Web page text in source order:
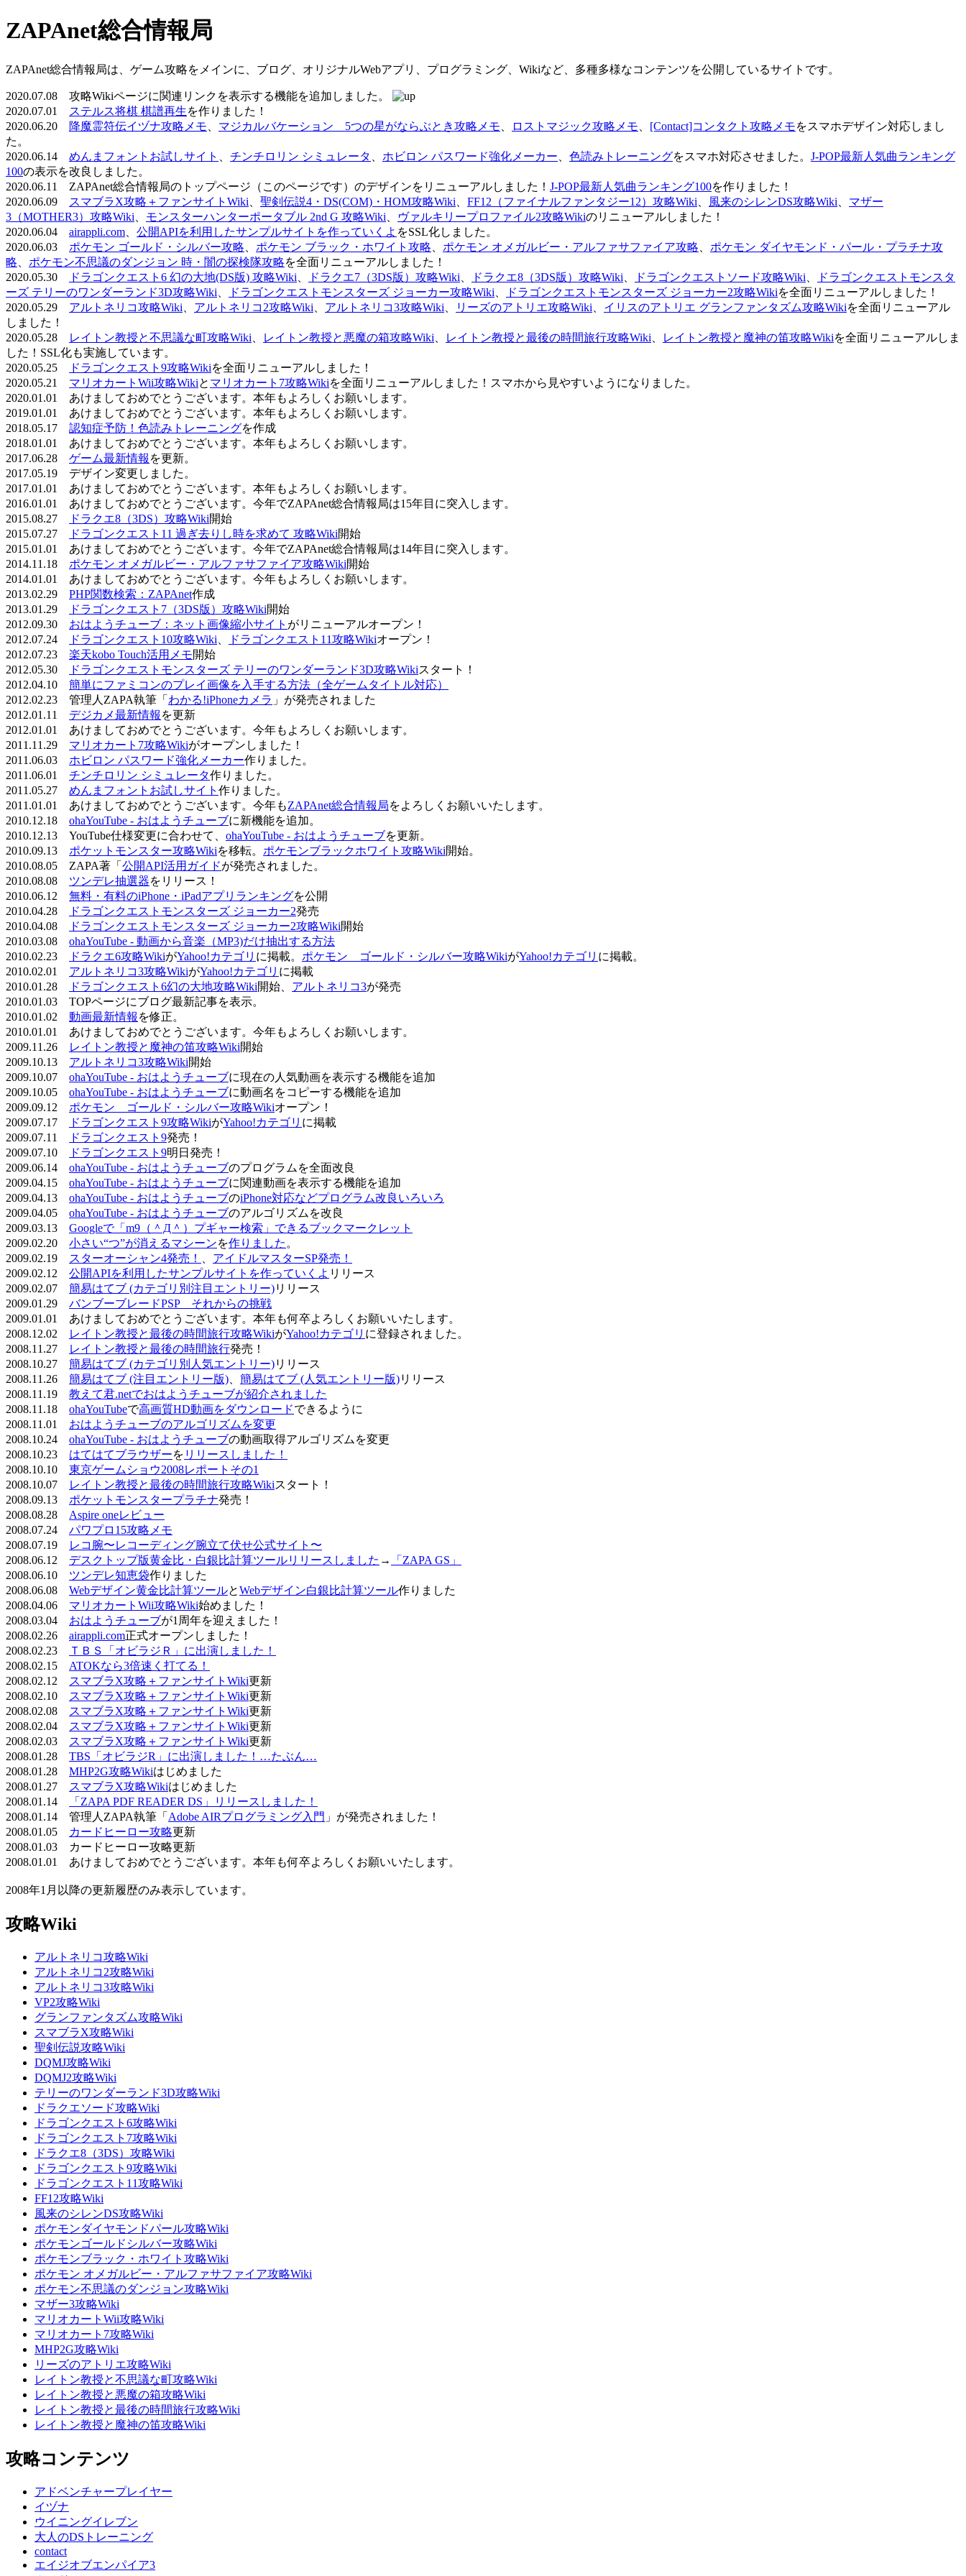
ZAPAnet総合情報局
ZAPAnet総合情報局は、ゲーム攻略をメインに、ブログ、オリジナルWebアプリ、プログラミング、Wikiなど、多種多様なコンテンツを公開しているサイトです。
2020.07.08 攻略Wikiページに関連リンクを表示する機能を追加しました。
2020.07.01
ステルス将棋 棋譜再生を作りました！
2020.06.20
降魔霊符伝イヅナ攻略メモ マジカルバケーション 5つの星がならぶとき攻略メモ ロストマジック攻略メモ [Contact]コンタクト攻略メモをスマホデザイン対応しまし
た。
2020.06.14 めんまフォントお試しサイト チンチロリン シミュレータ ホビロン パスワード強化メーカー 色読みトレーニングをスマホ対応させました。 J-POP最新人気曲ランキング
100の表示を改良しました。
2020.06.11 ZAPAnet総合情報局のトップページ（このページです）のデザインをリニューアルしました！ J-POP最新人気曲ランキング100を作りました！
2020.06.09
スマブラX攻略＋ファンサイトWiki 聖剣伝説4・DS(COM)・HOM攻略Wiki FF12（ファイナルファンタジー12）攻略Wiki 風来のシレンDS攻略Wiki
マザー
3（MOTHER3）攻略Wiki
モンスターハンターポータブル 2nd G 攻略Wiki ヴァルキリープロファイル2攻略Wikiのリニューアルしました！
2020.06.04 airappli.com 公開APIを利用したサンプルサイトを作っていくよ をSSL化しました。
2020.06.03 ポケモン ゴールド・シルバー攻略 ポケモン ブラック・ホワイト攻略 ポケモン オメガルビー・アルファサファイア攻略
ポケモン ダイヤモンド・パール・プラチナ攻
略
ポケモン不思議のダンジョン 時・闇の探検隊攻略を全面リニューアルしました！
2020.05.30
ドラゴンクエスト6 幻の大地(DS版) 攻略Wiki ドラクエ7（3DS版）攻略Wiki ドラクエ8（3DS版）攻略Wiki ドラゴンクエストソード攻略Wiki
ドラゴンクエストモンスタ
ーズ テリーのワンダーランド3D攻略Wiki
ドラゴンクエストモンスターズ ジョーカー攻略Wiki ドラゴンクエストモンスターズ ジョーカー2攻略Wikiを全面リニューアルしました！
2020.05.29 アルトネリコ攻略Wiki アルトネリコ2攻略Wiki アルトネリコ3攻略Wiki リーズのアトリエ攻略Wiki イリスのアトリエ グランファンタズム攻略Wikiを全面リニューアル
しました！
2020.05.28
レイトン教授と不思議な町攻略Wiki レイトン教授と悪魔の箱攻略Wiki レイトン教授と最後の時間旅行攻略Wiki レイトン教授と魔神の笛攻略Wikiを全面リニューアルしま
した！SSL化も実施しています。
2020.05.25
ドラゴンクエスト9攻略Wikiを全面リニューアルしました！
2020.05.21 マリオカートWii攻略Wikiと マリオカート7攻略Wikiを全面リニューアルしました！スマホから見やすいようになりました。
2020.01.01 あけましておめでとうございます。本年もよろしくお願いします。
2019.01.01 あけましておめでとうございます。本年もよろしくお願いします。
2018.05.17 認知症予防！色読みトレーニングを作成
2018.01.01 あけましておめでとうございます。本年もよろしくお願いします。
2017.06.28 ゲーム最新情報 を更新。
2017.05.19 デザイン変更しました。
2017.01.01 あけましておめでとうございます。本年もよろしくお願いします。
2016.01.01 あけましておめでとうございます。今年でZAPAnet総合情報局は15年目に突入します。
2015.08.27
ドラクエ8（3DS）攻略Wiki開始
2015.07.27
ドラゴンクエスト11 過ぎ去りし時を求めて 攻略Wiki開始
2015.01.01 あけましておめでとうございます。今年でZAPAnet総合情報局は14年目に突入します。
2014.11.18 ポケモン オメガルビー・アルファサファイア攻略Wiki開始
2014.01.01 あけましておめでとうございます。今年もよろしくお願いします。
2013.02.29 PHP関数検索：ZAPAnet作成
2013.01.29
ドラゴンクエスト7（3DS版）攻略Wiki開始
2012.09.30 おはようチューブ：ネット画像縮小サイト がリニューアルオープン！
2012.07.24
ドラゴンクエスト10攻略Wiki ドラゴンクエスト11攻略Wikiオープン！
2012.07.23 楽天kobo Touch活用メモ開始
2012.05.30
ドラゴンクエストモンスターズ テリーのワンダーランド3D攻略Wikiスタート！
2012.04.10 簡単にファミコンのプレイ画像を入手する方法（全ゲームタイトル対応）
2012.02.23 管理人ZAPA執筆「 わかる!iPhoneカメラ 」が発売されました
2012.01.11 デジカメ最新情報 を更新
2012.01.01 あけましておめでとうございます。今年もよろしくお願いします。
2011.11.29 マリオカート7攻略Wikiがオープンしました！
2011.06.03 ホビロン パスワード強化メーカー作りました。
2011.06.01 チンチロリン シミュレータ作りました。
2011.05.27 めんまフォントお試しサイト 作りました。
2011.01.01 あけましておめでとうございます。今年もZAPAnet総合情報局をよろしくお願いいたします。
2010.12.18 ohaYouTube - おはようチューブに新機能を追加。
2010.12.13 YouTube仕様変更に合わせて、 ohaYouTube - おはようチューブを更新。
2010.09.13 ポケットモンスター攻略Wikiを移転。 ポケモンブラックホワイト攻略Wiki開始。
2010.08.05 ZAPA著「 公開API活用ガイドが発売されました。
2010.08.08 ツンデレ抽選器をリリース！
2010.06.12 無料・有料のiPhone・iPadアプリランキングを公開
2010.04.28
ドラゴンクエストモンスターズ ジョーカー2発売
2010.04.08
ドラゴンクエストモンスターズ ジョーカー2攻略Wiki開始
2010.03.08 ohaYouTube - 動画から音楽（MP3)だけ抽出する方法
2010.02.23
ドラクエ6攻略WikiがYahoo!カテゴリ に掲載。 ポケモン ゴールド・シルバー攻略WikiがYahoo!カテゴリ に掲載。
2010.02.01 アルトネリコ3攻略WikiがYahoo!カテゴリ に掲載
2010.01.28
ドラゴンクエスト6幻の大地攻略Wiki開始、 アルトネリコ3が発売
2010.01.03 TOPページにブログ最新記事を表示。
2010.01.02 動画最新情報 を修正。
2010.01.01 あけましておめでとうございます。今年もよろしくお願いします。
2009.11.26
レイトン教授と魔神の笛攻略Wiki開始
2009.10.13 アルトネリコ3攻略Wiki開始
2009.10.07 ohaYouTube - おはようチューブに現在の人気動画を表示する機能を追加
2009.10.05 ohaYouTube - おはようチューブに動画名をコピーする機能を追加
2009.09.12 ポケモン ゴールド・シルバー攻略Wikiオープン！
2009.07.17
ドラゴンクエスト9攻略WikiがYahoo!カテゴリ に掲載
2009.07.11
ドラゴンクエスト9発売！
2009.07.10
ドラゴンクエスト9明日発売！
2009.06.14 ohaYouTube - おはようチューブのプログラムを全面改良
2009.04.15 ohaYouTube - おはようチューブに関連動画を表示する機能を追加
2009.04.13 ohaYouTube - おはようチューブのiPhone対応などプログラム改良いろいろ
2009.04.05 ohaYouTube - おはようチューブのアルゴリズムを改良
2009.03.13 Googleで「m9（＾Д＾）プギャー検索」できるブックマークレット
2009.02.20 小さい“つ”が消えるマシーンを作りました 。
2009.02.19
スターオーシャン4発売！
アイドルマスターSP発売！
2009.02.12 公開APIを利用したサンプルサイトを作っていくよ リリース
2009.02.07 簡易はてブ (カテゴリ別注目エントリー)リリース
2009.01.29 バンブーブレードPSP それからの挑戦
2009.01.01 あけましておめでとうございます。本年も何卒よろしくお願いいたします。
2008.12.02
レイトン教授と最後の時間旅行攻略WikiがYahoo!カテゴリ に登録されました。
2008.11.27
レイトン教授と最後の時間旅行発売！
2008.10.27 簡易はてブ (カテゴリ別人気エントリー)リリース
2008.11.26 簡易はてブ (注目エントリー版) 簡易はてブ (人気エントリー版)リリース
2008.11.19 教えて君.netでおはようチューブが紹介されました
2008.11.18 ohaYouTubeで高画質HD動画をダウンロードできるように
2008.11.01 おはようチューブのアルゴリズムを変更
2008.10.24 ohaYouTube - おはようチューブの動画取得アルゴリズムを変更
2008.10.23 はてはてブラウザーを リリースしました！
2008.10.10 東京ゲームショウ2008レポートその1
2008.10.07
レイトン教授と最後の時間旅行攻略Wikiスタート！
2008.09.13 ポケットモンスタープラチナ発売！
2008.08.28 Aspire oneレビュー
2008.07.24 パワプロ15攻略メモ
2008.07.19
レコ腕〜レコーディング腕立て伏せ公式サイト〜
2008.06.12 デスクトップ版黄金比・白銀比計算ツールリリースしました →
「ZAPA GS」
2008.06.10 ツンデレ知恵袋作りました
2008.06.08 Webデザイン黄金比計算ツールとWebデザイン白銀比計算ツール作りました
2008.04.06 マリオカートWii攻略Wiki始めました！
2008.03.04 おはようチューブが1周年を迎えました！
2008.02.26 airappli.com正式オープンしました！
2008.02.23
ＴＢＳ「オビラジＲ」に出演しました！
2008.02.15 ATOKなら3倍速く打てる！
2008.02.12
スマブラX攻略＋ファンサイトWiki更新
2008.02.10
スマブラX攻略＋ファンサイトWiki更新
2008.02.08
スマブラX攻略＋ファンサイトWiki更新
2008.02.04
スマブラX攻略＋ファンサイトWiki更新
2008.02.03
スマブラX攻略＋ファンサイトWiki更新
2008.01.28 TBS「オビラジR」に出演しました！…たぶん…
2008.01.28 MHP2G攻略Wikiはじめました
2008.01.27
スマブラX攻略Wikiはじめました
2008.01.14
「ZAPA PDF READER DS」リリースしました！
2008.01.14 管理人ZAPA執筆「 Adobe AIRプログラミング入門 」が発売されました！
2008.01.05
カードヒーロー攻略更新
2008.01.03 カードヒーロー攻略更新
2008.01.01 あけましておめでとうございます。本年も何卒よろしくお願いいたします。
2008年1月以降の更新履歴のみ表示しています。
攻略Wiki
アルトネリコ攻略Wiki
アルトネリコ2攻略Wiki
アルトネリコ3攻略Wiki
VP2攻略Wiki
グランファンタズム攻略Wiki
スマブラX攻略Wiki
聖剣伝説攻略Wiki
DQMJ攻略Wiki
DQMJ2攻略Wiki
テリーのワンダーランド3D攻略Wiki
ドラクエソード攻略Wiki
ドラゴンクエスト6攻略Wiki
ドラゴンクエスト7攻略Wiki
ドラクエ8（3DS）攻略Wiki
ドラゴンクエスト9攻略Wiki
ドラゴンクエスト11攻略Wiki
FF12攻略Wiki
風来のシレンDS攻略Wiki
ポケモンダイヤモンドパール攻略Wiki
ポケモンゴールドシルバー攻略Wiki
ポケモンブラック・ホワイト攻略Wiki
ポケモン オメガルビー・アルファサファイア攻略Wiki
ポケモン不思議のダンジョン攻略Wiki
マザー3攻略Wiki
マリオカートWii攻略Wiki
マリオカート7攻略Wiki
MHP2G攻略Wiki
リーズのアトリエ攻略Wiki
レイトン教授と不思議な町攻略Wiki
レイトン教授と悪魔の箱攻略Wiki
レイトン教授と最後の時間旅行攻略Wiki
レイトン教授と魔神の笛攻略Wiki
攻略コンテンツ
アドベンチャープレイヤー
イヅナ
ウイニングイレブン
大人のDSトレーニング
contact
エイジオブエンパイア3